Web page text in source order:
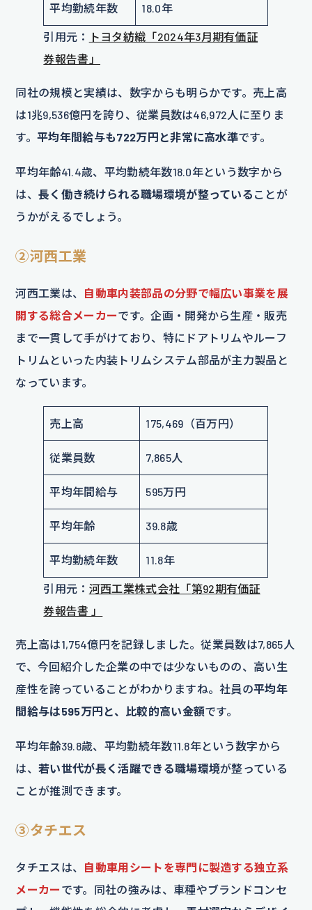
平均勤続年数 18.0年
引用元：
トヨタ紡織「2024年3月期有価証
券報告書」
同社の規模と実績は、数字からも明らかです。売上高
は1兆9,536億円を誇り、従業員数は46,972人に至りま
す。平均年間給与も722万円と非常に高水準です。
平均年齢41.4歳、平均勤続年数18.0年という数字から
は、長く働き続けられる職場環境が整っている ことが
うかがえるでしょう。
②河西工業
河西工業は、 自動車内装部品の分野で幅広い事業を展
開する総合メーカーです。企画・開発から生産・販売
まで一貫して手がけており、特にドアトリムやルーフ
トリムといった内装トリムシステム部品が主力製品と
なっています。
売上高 175,469（百万円）
従業員数 7,865人
平均年間給与 595万円
平均年齢 39.8歳
平均勤続年数 11.8年
引用元： 河西工業株式会社「第92期有価証
券報告書 」
売上高は1,754億円を記録しました。従業員数は7,865人
で、今回紹介した企業の中では少ないものの、高い生
産性を誇っていることがわかりますね。社員の平均年
間給与は595万円と、比較的高い金額です。
平均年齢39.8歳、平均勤続年数11.8年という数字から
は、若い世代が長く活躍できる職場環境が整っている
ことが推測できます。
③タチエス
タチエスは、 自動車用シートを専門に製造する独立系
メーカー です。同社の強みは、車種やブランドコンセ